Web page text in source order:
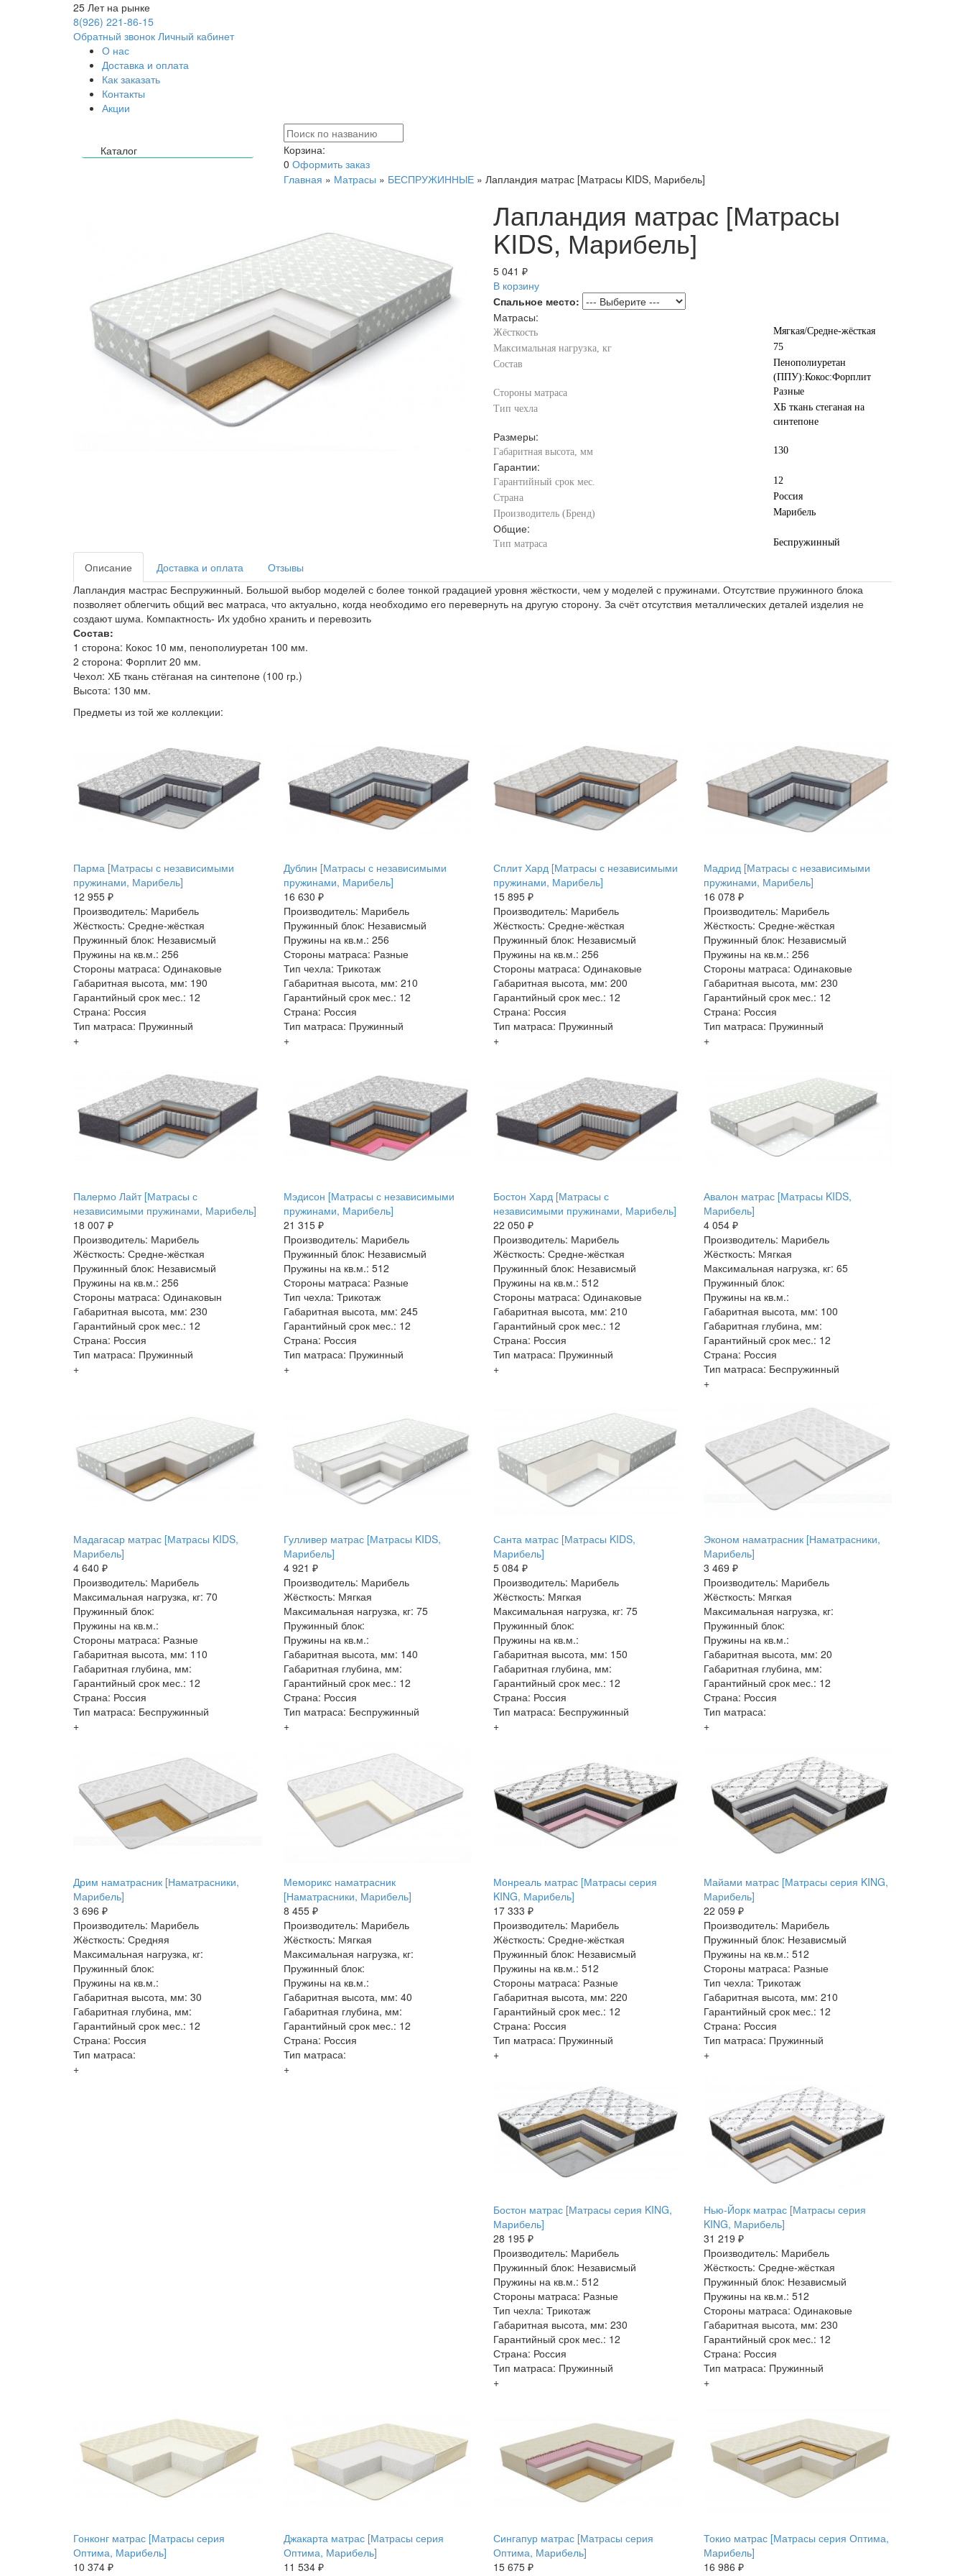
25 Лет на рынке
8(926) 221-86-15
Обратный звонок Личный кабинет
О нас
Доставка и оплата
Как заказать
Контакты
Акции
Каталог
Корзина:
0 Оформить заказ
Главная » Матрасы » БЕСПРУЖИННЫЕ » Лапландия матрас [Матрасы KIDS, Марибель]
Лапландия матрас [Матрасы
KIDS, Марибель]
5 041 ₽
В корзину
Спальное место:
Матрасы:
Жёсткость
Мягкая/Средне-жёсткая
Максимальная нагрузка, кг
75
Состав
Пенополиуретан
(ППУ):Кокос:Форплит
Стороны матраса
Разные
Тип чехла
ХБ ткань стеганая на
синтепоне
Размеры:
Габаритная высота, мм 130
Гарантии:
Гарантийный срок мес.
12
Страна
Россия
Производитель (Бренд)
Марибель
Общие:
Тип матраса Беспружинный
Описание Доставка и оплата
Отзывы
Лапландия мастрас Беспружинный. Большой выбор моделей с более тонкой градацией уровня жёсткости, чем у моделей с пружинами. Отсутствие пружинного блока
позволяет облегчить общий вес матраса, что актуально, когда необходимо его перевернуть на другую сторону. За счёт отсутствия металлических деталей изделия не
создают шума. Компактность- Их удобно хранить и перевозить
Состав:
1 сторона: Кокос 10 мм, пенополиуретан 100 мм.
2 сторона: Форплит 20 мм.
Чехол: ХБ ткань стёганая на синтепоне (100 гр.)
Высота: 130 мм.
Предметы из той же коллекции:
Парма [Матрасы с независимыми
пружинами, Марибель]
12 955 ₽
Производитель: Марибель
Жёсткость: Средне-жёсткая
Пружинный блок: Независмый
Пружины на кв.м.: 256
Стороны матраса: Одинаковые
Габаритная высота, мм: 190
Гарантийный срок мес.: 12
Страна: Россия
Тип матраса: Пружинный
+
Дублин [Матрасы с независимыми
пружинами, Марибель]
16 630 ₽
Производитель: Марибель
Пружинный блок: Независмый
Пружины на кв.м.: 256
Стороны матраса: Разные
Тип чехла: Трикотаж
Габаритная высота, мм: 210
Гарантийный срок мес.: 12
Страна: Россия
Тип матраса: Пружинный
+
Сплит Хард [Матрасы с независимыми
пружинами, Марибель]
15 895 ₽
Производитель: Марибель
Жёсткость: Средне-жёсткая
Пружинный блок: Независмый
Пружины на кв.м.: 256
Стороны матраса: Одинаковые
Габаритная высота, мм: 200
Гарантийный срок мес.: 12
Страна: Россия
Тип матраса: Пружинный
+
Мадрид [Матрасы с независимыми
пружинами, Марибель]
16 078 ₽
Производитель: Марибель
Жёсткость: Средне-жёсткая
Пружинный блок: Независмый
Пружины на кв.м.: 256
Стороны матраса: Одинаковые
Габаритная высота, мм: 230
Гарантийный срок мес.: 12
Страна: Россия
Тип матраса: Пружинный
+
Палермо Лайт [Матрасы с
независимыми пружинами, Марибель]
18 007 ₽
Производитель: Марибель
Жёсткость: Средне-жёсткая
Пружинный блок: Независмый
Пружины на кв.м.: 256
Стороны матраса: Одинаковын
Габаритная высота, мм: 230
Гарантийный срок мес.: 12
Страна: Россия
Тип матраса: Пружинный
+
Мэдисон [Матрасы с независимыми
пружинами, Марибель]
21 315 ₽
Производитель: Марибель
Пружинный блок: Независмый
Пружины на кв.м.: 512
Стороны матраса: Разные
Тип чехла: Трикотаж
Габаритная высота, мм: 245
Гарантийный срок мес.: 12
Страна: Россия
Тип матраса: Пружинный
+
Бостон Хард [Матрасы с
независимыми пружинами, Марибель]
22 050 ₽
Производитель: Марибель
Жёсткость: Средне-жёсткая
Пружинный блок: Независмый
Пружины на кв.м.: 512
Стороны матраса: Одинаковые
Габаритная высота, мм: 210
Гарантийный срок мес.: 12
Страна: Россия
Тип матраса: Пружинный
+
Авалон матрас [Матрасы KIDS,
Марибель]
4 054 ₽
Производитель: Марибель
Жёсткость: Мягкая
Максимальная нагрузка, кг: 65
Пружинный блок:
Пружины на кв.м.:
Габаритная высота, мм: 100
Габаритная глубина, мм:
Гарантийный срок мес.: 12
Страна: Россия
Тип матраса: Беспружинный
+
Мадагасар матрас [Матрасы KIDS,
Марибель]
4 640 ₽
Производитель: Марибель
Максимальная нагрузка, кг: 70
Пружинный блок:
Пружины на кв.м.:
Стороны матраса: Разные
Габаритная высота, мм: 110
Габаритная глубина, мм:
Гарантийный срок мес.: 12
Страна: Россия
Тип матраса: Беспружинный
+
Гулливер матрас [Матрасы KIDS,
Марибель]
4 921 ₽
Производитель: Марибель
Жёсткость: Мягкая
Максимальная нагрузка, кг: 75
Пружинный блок:
Пружины на кв.м.:
Габаритная высота, мм: 140
Габаритная глубина, мм:
Гарантийный срок мес.: 12
Страна: Россия
Тип матраса: Беспружинный
+
Санта матрас [Матрасы KIDS,
Марибель]
5 084 ₽
Производитель: Марибель
Жёсткость: Мягкая
Максимальная нагрузка, кг: 75
Пружинный блок:
Пружины на кв.м.:
Габаритная высота, мм: 150
Габаритная глубина, мм:
Гарантийный срок мес.: 12
Страна: Россия
Тип матраса: Беспружинный
+
Эконом наматрасник [Наматрасники,
Марибель]
3 469 ₽
Производитель: Марибель
Жёсткость: Мягкая
Максимальная нагрузка, кг:
Пружинный блок:
Пружины на кв.м.:
Габаритная высота, мм: 20
Габаритная глубина, мм:
Гарантийный срок мес.: 12
Страна: Россия
Тип матраса:
+
Дрим наматрасник [Наматрасники,
Марибель]
3 696 ₽
Производитель: Марибель
Жёсткость: Средняя
Максимальная нагрузка, кг:
Пружинный блок:
Пружины на кв.м.:
Габаритная высота, мм: 30
Габаритная глубина, мм:
Гарантийный срок мес.: 12
Страна: Россия
Тип матраса:
+
Меморикс наматрасник
[Наматрасники, Марибель]
8 455 ₽
Производитель: Марибель
Жёсткость: Мягкая
Максимальная нагрузка, кг:
Пружинный блок:
Пружины на кв.м.:
Габаритная высота, мм: 40
Габаритная глубина, мм:
Гарантийный срок мес.: 12
Страна: Россия
Тип матраса:
+
Монреаль матрас [Матрасы серия
KING, Марибель]
17 333 ₽
Производитель: Марибель
Жёсткость: Средне-жёсткая
Пружинный блок: Независмый
Пружины на кв.м.: 512
Стороны матраса: Разные
Габаритная высота, мм: 220
Гарантийный срок мес.: 12
Страна: Россия
Тип матраса: Пружинный
+
Майами матрас [Матрасы серия KING,
Марибель]
22 059 ₽
Производитель: Марибель
Пружинный блок: Независмый
Пружины на кв.м.: 512
Стороны матраса: Разные
Тип чехла: Трикотаж
Габаритная высота, мм: 210
Гарантийный срок мес.: 12
Страна: Россия
Тип матраса: Пружинный
+
Бостон матрас [Матрасы серия KING,
Марибель]
28 195 ₽
Производитель: Марибель
Пружинный блок: Независмый
Пружины на кв.м.: 512
Стороны матраса: Разные
Тип чехла: Трикотаж
Габаритная высота, мм: 230
Гарантийный срок мес.: 12
Страна: Россия
Тип матраса: Пружинный
+
Нью-Йорк матрас [Матрасы серия
KING, Марибель]
31 219 ₽
Производитель: Марибель
Жёсткость: Средне-жёсткая
Пружинный блок: Независмый
Пружины на кв.м.: 512
Стороны матраса: Одинаковые
Габаритная высота, мм: 230
Гарантийный срок мес.: 12
Страна: Россия
Тип матраса: Пружинный
+
Гонконг матрас [Матрасы серия
Оптима, Марибель]
10 374 ₽
Джакарта матрас [Матрасы серия
Оптима, Марибель]
11 534 ₽
Сингапур матрас [Матрасы серия
Оптима, Марибель]
15 675 ₽
Токио матрас [Матрасы серия Оптима,
Марибель]
16 986 ₽